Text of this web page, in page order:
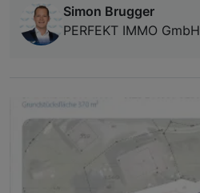
Simon Brugger
PERFEKT IMMO GmbH